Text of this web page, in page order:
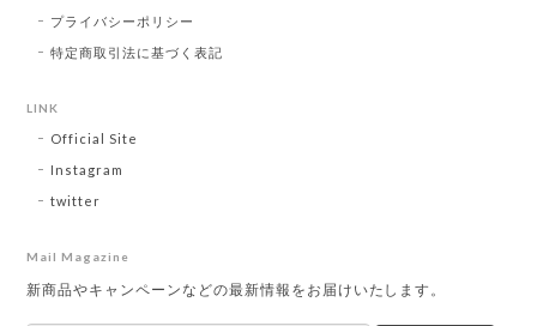
プライバシーポリシー
特定商取引法に基づく表記
LINK
Official Site
Instagram
twitter
Mail Magazine
新商品やキャンペーンなどの最新情報をお届けいたします。